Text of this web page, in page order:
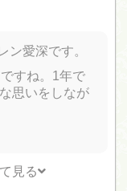
ン愛深です。
すね。1年で
思いをしなが
見る